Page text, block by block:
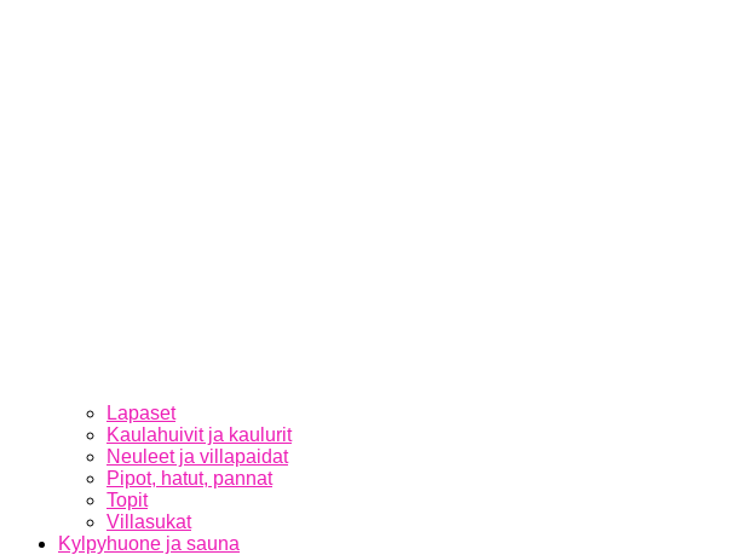
Lapaset
Kaulahuivit ja kaulurit
Neuleet ja villapaidat
Pipot, hatut, pannat
Topit
Villasukat
Kylpyhuone ja sauna